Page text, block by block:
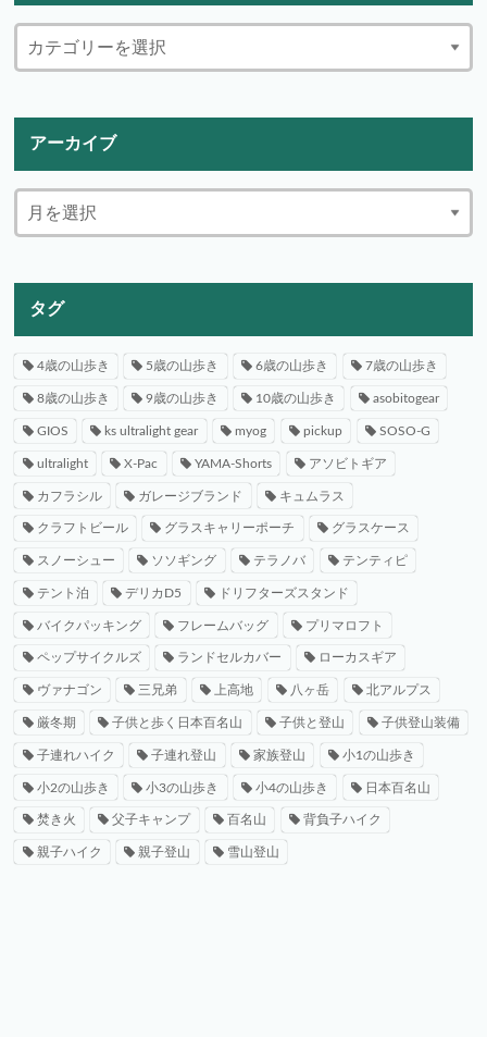
アーカイブ
タグ
4歳の山歩き 5歳の山歩き 6歳の山歩き 7歳の山歩き
8歳の山歩き 9歳の山歩き 10歳の山歩き asobitogear
GIOS ks ultralight gear myog pickup SOSO-G
ultralight X-Pac YAMA-Shorts アソビトギア
カフラシル ガレージブランド キュムラス
クラフトビール グラスキャリーポーチ グラスケース
スノーシュー ソソギング テラノバ テンティピ
テント泊 デリカD5 ドリフターズスタンド
バイクパッキング フレームバッグ プリマロフト
ペップサイクルズ ランドセルカバー ローカスギア
ヴァナゴン 三兄弟 上高地 八ヶ岳 北アルプス
厳冬期 子供と歩く日本百名山 子供と登山 子供登山装備
子連れハイク 子連れ登山 家族登山 小1の山歩き
小2の山歩き 小3の山歩き 小4の山歩き 日本百名山
焚き火 父子キャンプ 百名山 背負子ハイク
親子ハイク 親子登山 雪山登山